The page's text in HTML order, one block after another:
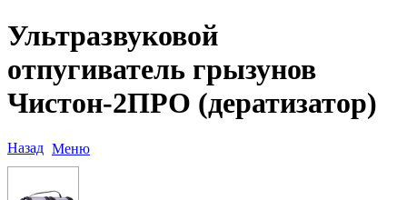
Ультразвуковой
отпугиватель грызунов
Чистон-2ПРО (дератизатор)
Назад Меню